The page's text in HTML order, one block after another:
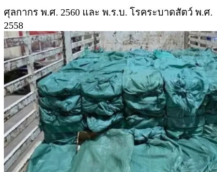
ศุลกากร พ.ศ. 2560 และ พ.ร.บ. โรคระบาดสัตว์ พ.ศ.
2558